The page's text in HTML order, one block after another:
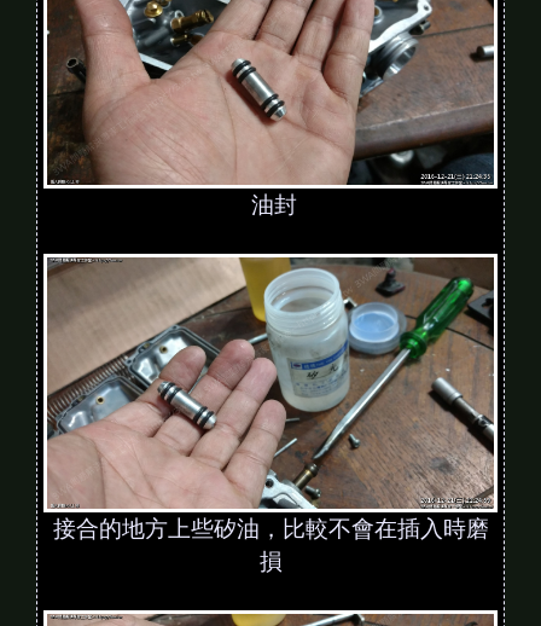
油封
接合的地方上些矽油，比較不會在插入時磨
損